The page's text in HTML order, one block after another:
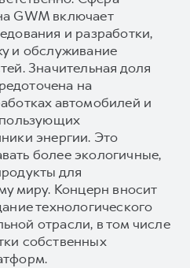
GWM включает
и разработки,
и обслуживание
Значительная доля
на
автомобилей и
энергии. Это
более экологичные,
для
миру. Концерн вносит
технологического
отрасли, в том числе
собственных